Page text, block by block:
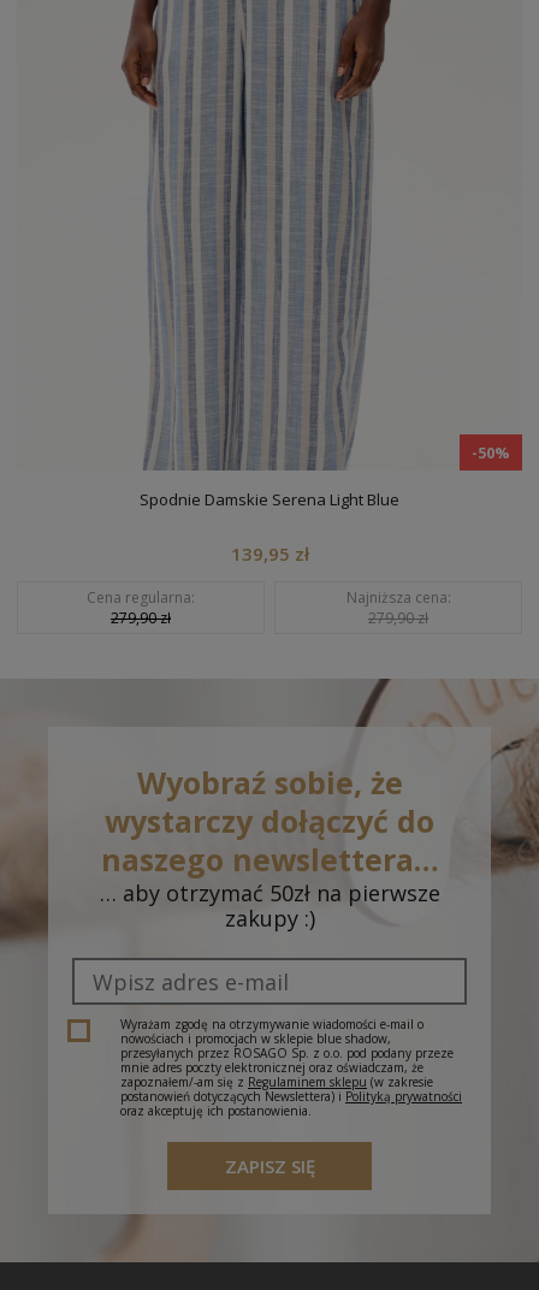
-50%
Sukienka Malva Butter
214,95 zł
Cena regularna:
429,90 zł
Najniższa cena:
429,90 zł
Wyobraź sobie, że
wystarczy dołączyć do
naszego newslettera…
… aby otrzymać 50zł na pierwsze
zakupy :)
Wyrażam zgodę na otrzymywanie wiadomości e-mail o
nowościach i promocjach w sklepie blue shadow,
przesyłanych przez ROSAGO Sp. z o.o. pod podany przeze
mnie adres poczty elektronicznej oraz oświadczam, że
zapoznałem/-am się z Regulaminem sklepu (w zakresie
postanowień dotyczących Newslettera) i Polityką prywatności
oraz akceptuję ich postanowienia.
ZAPISZ SIĘ